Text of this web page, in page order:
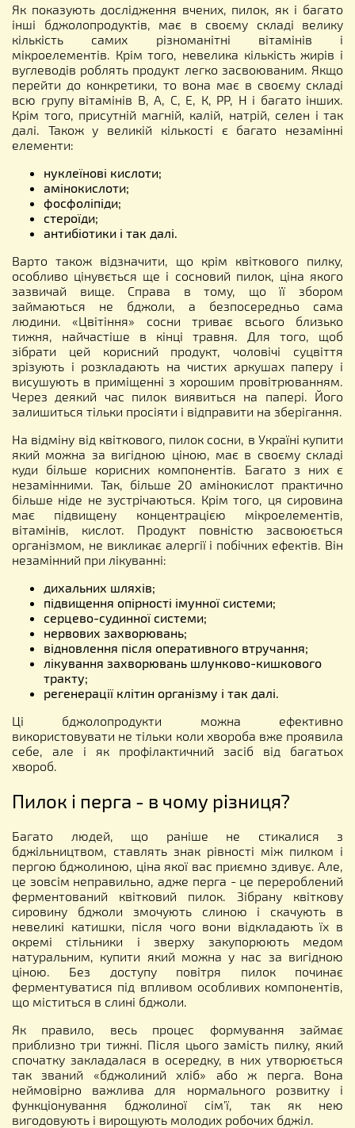
Як показують дослідження вчених, пилок, як і багато
інші бджолопродуктів, має в своєму складі велику
кількість самих різноманітні вітамінів і
мікроелементів. Крім того, невелика кількість жирів і
вуглеводів роблять продукт легко засвоюваним. Якщо
перейти до конкретики, то вона має в своєму складі
всю групу вітамінів В, А, С, Е, К, РР, Н і багато інших.
Крім того, присутній магній, калій, натрій, селен і так
далі. Також у великій кількості є багато незамінні
елементи:
нуклеїнові кислоти;
амінокислоти;
фосфоліпіди;
стероїди;
антибіотики і так далі.
Варто також відзначити, що крім квіткового пилку,
особливо цінувється ще і сосновий пилок, ціна якого
зазвичай вище. Справа в тому, що її збором
займаються не бджоли, а безпосередньо сама
людини. «Цвітіння» сосни триває всього близько
тижня, найчастіше в кінці травня. Для того, щоб
зібрати цей корисний продукт, чоловічі суцвіття
зрізують і розкладають на чистих аркушах паперу і
висушують в приміщенні з хорошим провітрюванням.
Через деякий час пилок виявиться на папері. Його
залишиться тільки просіяти і відправити на зберігання.
На відміну від квіткового, пилок сосни, в Україні купити
який можна за вигідною ціною, має в своєму складі
куди більше корисних компонентів. Багато з них є
незамінними. Так, більше 20 амінокислот практично
більше ніде не зустрічаються. Крім того, ця сировина
має підвищену концентрацією мікроелементів,
вітамінів, кислот. Продукт повністю засвоюється
організмом, не викликає алергії і побічних ефектів. Він
незамінний при лікуванні:
дихальних шляхів;
підвищення опірності імунної системи;
серцево-судинної системи;
нервових захворювань;
відновлення після оперативного втручання;
лікування захворювань шлунково-кишкового
тракту;
регенерації клітин організму і так далі.
Ці бджолопродукти можна ефективно
використовувати не тільки коли хвороба вже проявила
себе, але і як профілактичний засіб від багатьох
хвороб.
Пилок і перга - в чому різниця?
Багато людей, що раніше не стикалися з
бджільництвом, ставлять знак рівності між пилком і
пергою бджолиною, ціна якої вас приємно здивує. Але,
це зовсім неправильно, адже перга - це перероблений
ферментований квітковий пилок. Зібрану квіткову
сировину бджоли змочують слиною і скачують в
невеликі катишки, після чого вони відкладають їх в
окремі стільники і зверху закупорюють медом
натуральним, купити який можна у нас за вигідною
ціною. Без доступу повітря пилок починає
ферментуватися під впливом особливих компонентів,
що міститься в слині бджоли.
Як правило, весь процес формування займає
приблизно три тижні. Після цього замість пилку, який
спочатку закладалася в осередку, в них утворюється
так званий «бджолиний хліб» або ж перга. Вона
неймовірно важлива для нормального розвитку і
функціонування бджолиної сім'ї, так як нею
вигодовують і вирощують молодих робочих бджіл.